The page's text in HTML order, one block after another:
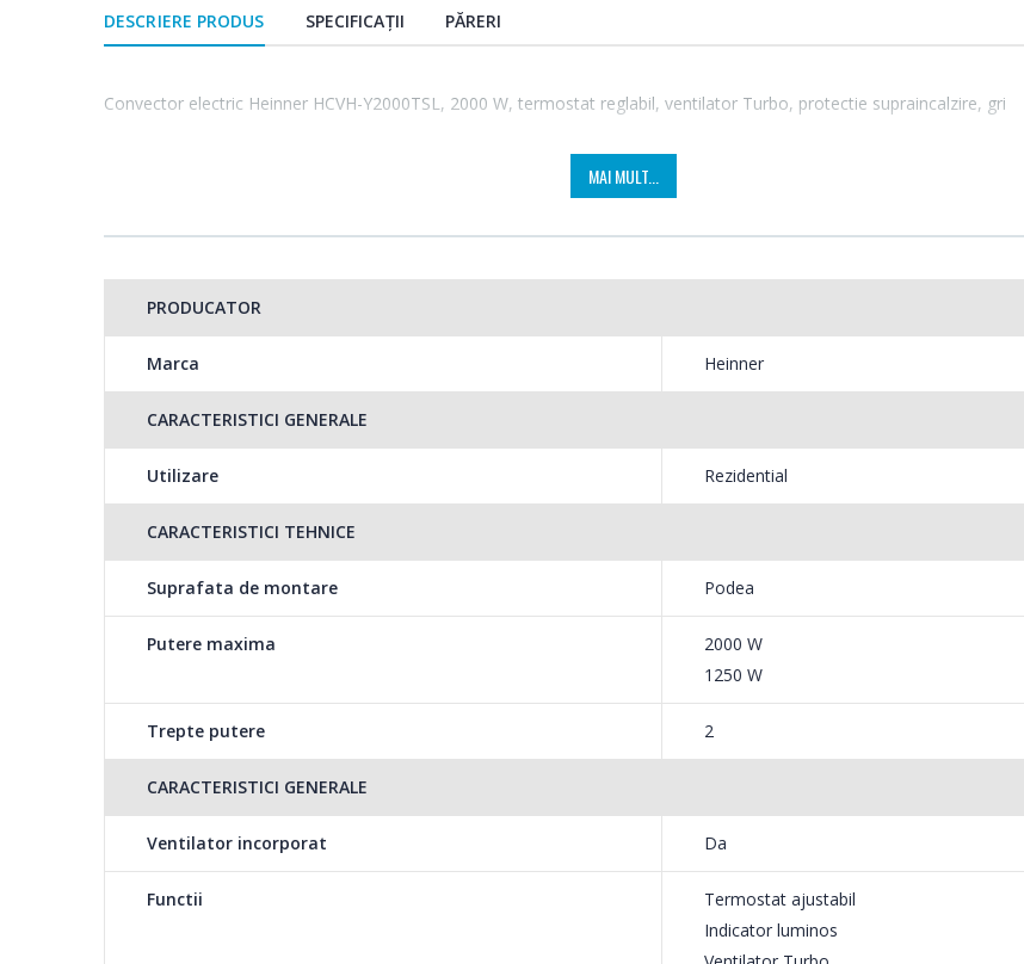
DESCRIERE PRODUS SPECIFICAȚII PĂRERI
Convector electric Heinner HCVH-Y2000TSL, 2000 W, termostat reglabil, ventilator Turbo, protectie supraincalzire, gri
MAI MULT...
PRODUCATOR
Marca Heinner
CARACTERISTICI GENERALE
Utilizare Rezidential
CARACTERISTICI TEHNICE
Suprafata de montare Podea
Putere maxima
2000 W
1250 W
Trepte putere 2
CARACTERISTICI GENERALE
Ventilator incorporat Da
Functii
Termostat ajustabil
Indicator luminos
-21%
549,00 Lei
199,00 Lei
-33%